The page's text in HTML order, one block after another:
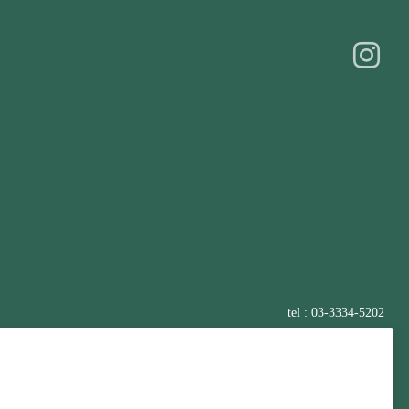
tel : 03-3334-5202